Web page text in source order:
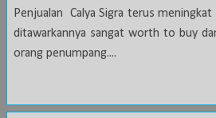
Penjualan Calya Sigra terus
ditawarkannya sangat worth to buy
orang penumpang....